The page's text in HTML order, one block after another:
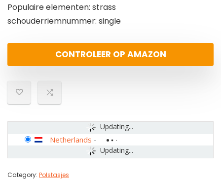
Populaire elementen: strass
schouderriemnummer: single
CONTROLEER OP AMAZON
Updating...
Updating...
Netherlands -
Category: Polstasjes